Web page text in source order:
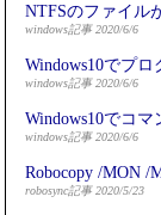
NTFSのファイル
windows記事 2020/6/6
Windows10でプ
windows記事 2020/6/6
Windows10でコ
windows記事 2020/6/6
Robocopy /MON /
robosync記事 2020/5/23